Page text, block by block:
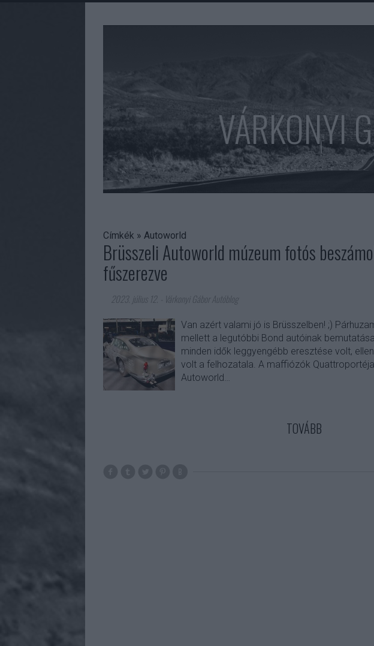
VÁRKONYI
Címkék » Autoworld
Brüsszeli Autoworld múzeum fotós
fűszerezve
2023. július 12. Várkonyi Gábor Autóblog
Van azért valami jó is Brüsszelben! ;)
mellett a legutóbbi Bond autóinak
minden idők leggyengébb eresztése volt,
volt a felhozatala. A maffiózók
Autoworld…
TOVÁBB